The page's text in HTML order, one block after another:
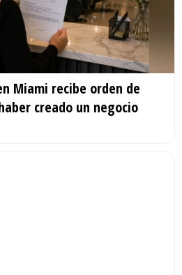
Miami recibe orden de
creado un negocio